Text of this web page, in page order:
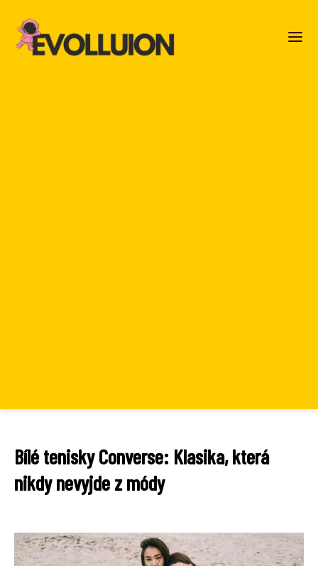
Bílé tenisky Converse: Klasika, která
nikdy nevyjde z módy